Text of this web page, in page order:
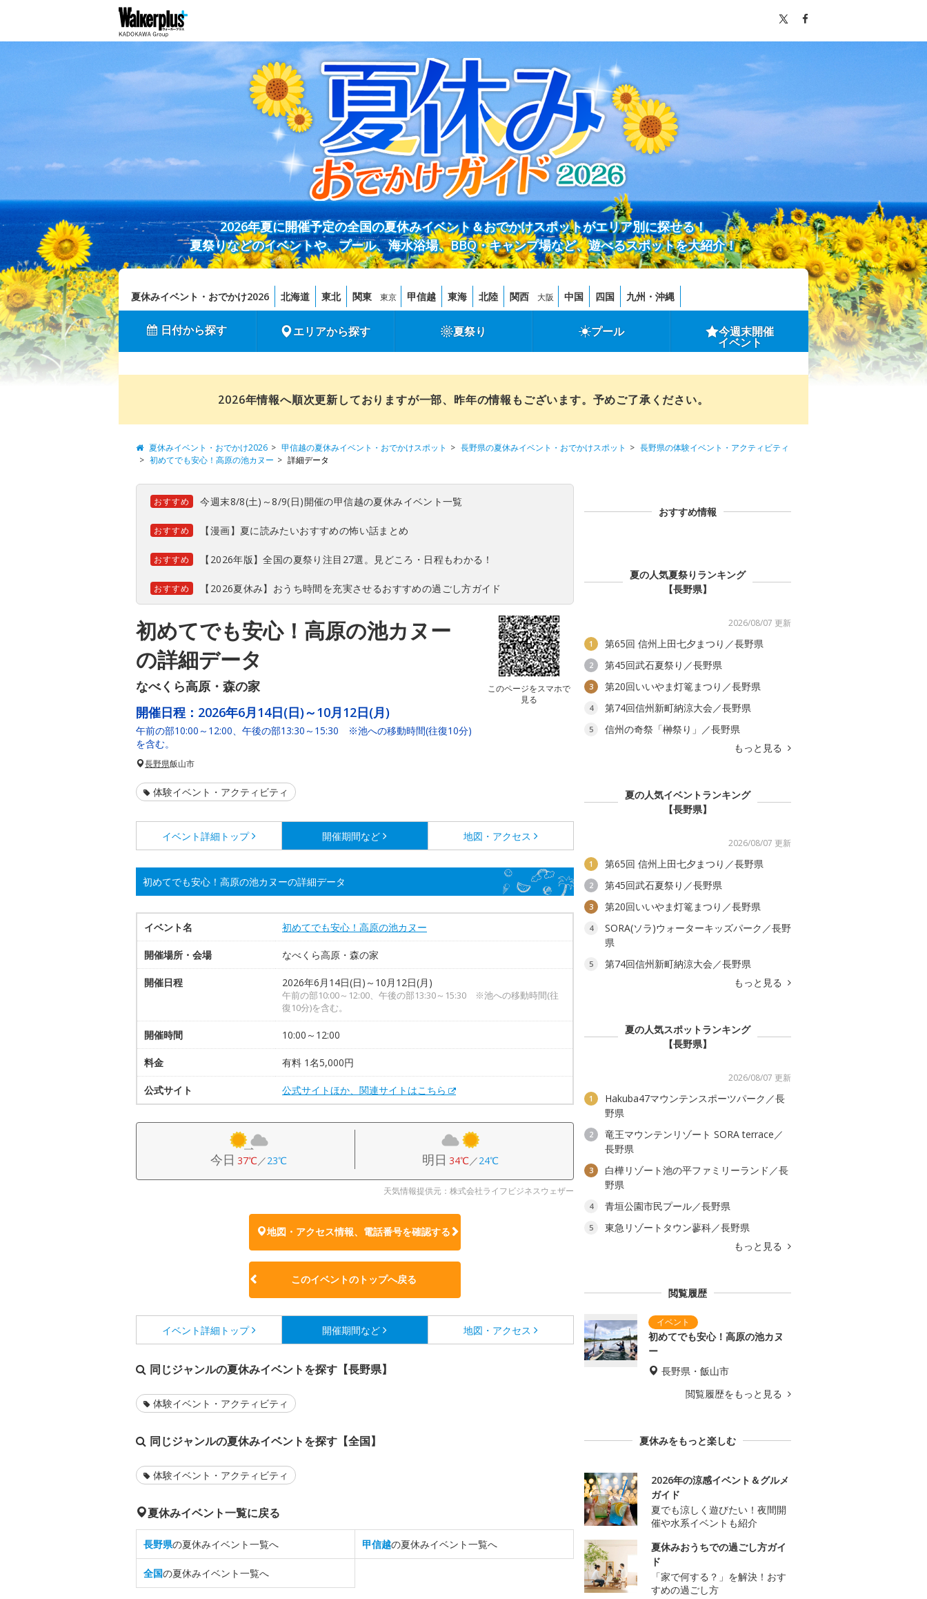
2026年夏に開催予定の全国の夏休みイベント＆おでかけスポットがエリア別に探せる！
夏祭りなどのイベントや、プール、海水浴場、BBQ・キャンプ場など、遊べるスポットを大紹介！
夏休みイベント・おでかけ2026 北海道 東北 関東 東京 甲信越 東海 北陸 関西 大阪 中国 四国 九州・沖縄
日付から探す エリアから探す 夏祭り プール 今週末開催
イベント
2026年情報へ順次更新しておりますが一部、昨年の情報もございます。予めご了承ください。
夏休みイベント・おでかけ2026 甲信越の夏休みイベント・おでかけスポット 長野県の夏休みイベント・おでかけスポット
長野県の体験イベント・アクティビティ
初めてでも安心！高原の池カヌー
詳細データ
おすすめ 今週末8/8(土)～8/9(日)開催の甲信越の夏休みイベント一覧
おすすめ 【漫画】夏に読みたいおすすめの怖い話まとめ
おすすめ 【2026年版】全国の夏祭り注目27選。見どころ・日程もわかる！
おすすめ 【2026夏休み】おうち時間を充実させるおすすめの過ごし方ガイド
初めてでも安心！高原の池カヌー
の詳細データ
なべくら高原・森の家
このページをスマホで
見る
開催日程： 2026年6月14日(日)～10月12日(月)
午前の部10:00～12:00、午後の部13:30～15:30 ※池への移動時間(往復10分)
を含む。
長野県飯山市
体験イベント・アクティビティ
イベント詳細 トップ 開催期間など 地図・アクセス
初めてでも安心！高原の池カヌーの詳細データ
イベント名 初めてでも安心！高原の池カヌー
開催場所・会場 なべくら高原・森の家
開催日程 2026年6月14日(日)～10月12日(月)
午前の部10:00～12:00、午後の部13:30～15:30 ※池への移動時間(往
復10分)を含む。
開催時間 10:00～12:00
料金 有料 1名5,000円
公式サイト 公式サイトほか、関連サイトはこちら
今日 37℃／23℃ 明日 34℃／24℃
天気情報提供元：株式会社ライフビジネスウェザー
地図・アクセス情報、電話番号を確認する
このイベントのトップへ戻る
イベント詳細 トップ 開催期間など 地図・アクセス
同じジャンルの夏休みイベントを探す【長野県】
体験イベント・アクティビティ
同じジャンルの夏休みイベントを探す【全国】
体験イベント・アクティビティ
夏休みイベント一覧に戻る
長野県の夏休みイベント一覧へ 甲信越の夏休みイベント一覧へ
全国の夏休みイベント一覧へ
おすすめ情報
夏の人気夏祭りランキング
【長野県】
2026/08/07 更新
1 第65回 信州上田七夕まつり／長野県
2 第45回武石夏祭り／長野県
3 第20回いいやま灯篭まつり／長野県
4 第74回信州新町納涼大会／長野県
5
信州の奇祭「榊祭り」／長野県
もっと見る
夏の人気イベントランキング
【長野県】
2026/08/07 更新
1 第65回 信州上田七夕まつり／長野県
2 第45回武石夏祭り／長野県
3 第20回いいやま灯篭まつり／長野県
4
SORA(ソラ)ウォーターキッズパーク／長野
県
5
第74回信州新町納涼大会／長野県
もっと見る
夏の人気スポットランキング
【長野県】
2026/08/07 更新
1
Hakuba47マウンテンスポーツパーク／長
野県
2
竜王マウンテンリゾート SORA terrace／
長野県
3
白樺リゾート池の平ファミリーランド／長
野県
4 青垣公園市民プール／長野県
5
東急リゾートタウン蓼科／長野県
もっと見る
閲覧履歴
初めてでも安心！高原の池カヌ
ー
長野県・飯山市
閲覧履歴をもっと見る
夏休みをもっと楽しむ
2026年の涼感イベント＆グルメ
ガイド
夏でも涼しく遊びたい！夜間開
催や水系イベントも紹介
夏休みおうちでの過ごし方ガイ
ド
「家で何する？」を解決！おす
すめの過ごし方